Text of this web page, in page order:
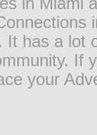
It has a
If
your